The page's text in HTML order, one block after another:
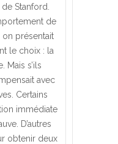
Stanford.
de
on présentait
le choix : la
Mais s’ils
avec
Certains
immédiate
D’autres
obtenir deux